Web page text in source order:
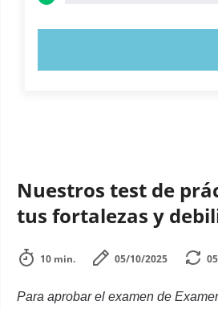
Nuestros test de
tus fortalezas y
10 min. 05/10/2025
Para aprobar el examen de